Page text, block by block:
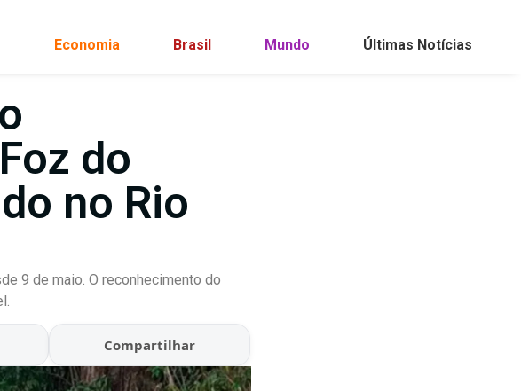
Economia Brasil Mundo Últimas Notícias
do
no Rio
9 de maio. O reconhecimento do
Compartilhar